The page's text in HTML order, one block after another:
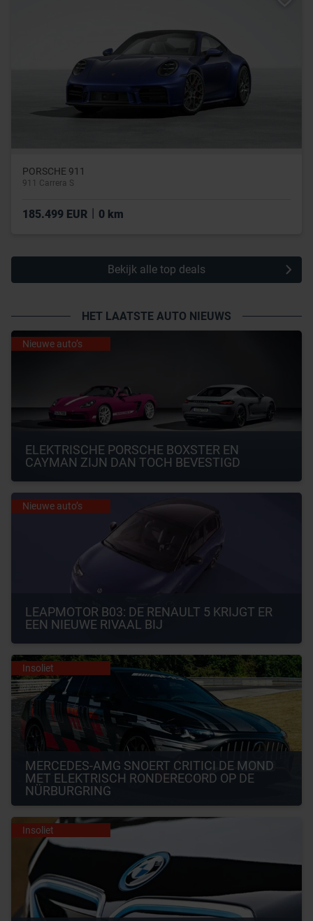
PORSCHE 911
911 Carrera S
185.499 EUR 0 km
Bekijk alle top deals
HET LAATSTE AUTO NIEUWS
Nieuwe auto’s
ELEKTRISCHE PORSCHE BOXSTER EN
CAYMAN ZIJN DAN TOCH BEVESTIGD
Nieuwe auto’s
LEAPMOTOR B03: DE RENAULT 5 KRIJGT ER
EEN NIEUWE RIVAAL BIJ
Insoliet
MERCEDES-AMG SNOERT CRITICI DE MOND
MET ELEKTRISCH RONDERECORD OP DE
NÜRBURGRING
Insoliet